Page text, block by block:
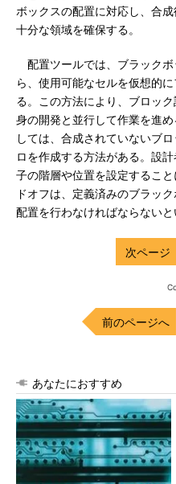
ボックスの配置に対応し、合
十分な領域を確保する。
配置ツールでは、ブラック
ら、使用可能なセルを仮想的
る。この方法により、ブロッ
身の開発と並行して作業を進
しては、合成されていないブ
ロを作成する方法がある。設
子の階層や位置を設定するこ
ドオフは、定義済みのブラッ
配置を行わなければならないと
前のページへ
あなたにおすすめ